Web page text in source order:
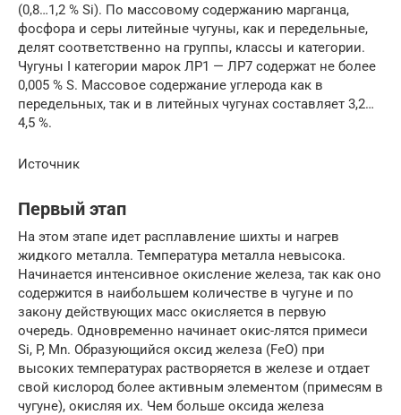
(0,8…1,2 % Si). По массовому содержанию марганца,
фосфора и серы литейные чугуны, как и передельные,
делят соответственно на группы, классы и категории.
Чугуны I ка­тегории марок ЛР1 — ЛР7 содержат не более
0,005 % S. Массовое содержание углерода как в
передельных, так и в литейных чугунах составляет 3,2…
4,5 %.
Источник
Первый этап
На этом этапе идет расплавление шихты и нагрев
жидкого металла. Температура металла невысока.
Начинается интенсивное окисление железа, так как оно
содержится в наибольшем количестве в чугуне и по
закону действующих масс окисляется в первую
очередь. Одновременно начинает окис-лятся примеси
Si, P, Mn. Образующийся оксид железа (FeO) при
высоких температурах растворяется в железе и отдает
свой кислород более активным элементом (примесям в
чугуне), окисляя их. Чем больше оксида железа